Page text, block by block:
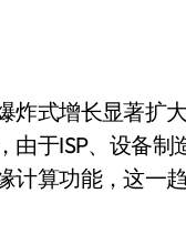
炸式增长显著扩
由于ISP、设备
计算功能，这一